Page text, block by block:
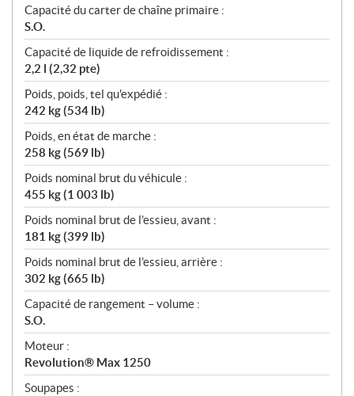
Capacité du carter de chaîne primaire :
S.O.
Capacité de liquide de refroidissement :
2,2 l (2,32 pte)
Poids, poids, tel qu'expédié :
242 kg (534 lb)
Poids, en état de marche :
258 kg (569 lb)
Poids nominal brut du véhicule :
455 kg (1 003 lb)
Poids nominal brut de l’essieu, avant :
181 kg (399 lb)
Poids nominal brut de l’essieu, arrière :
302 kg (665 lb)
Capacité de rangement – volume :
S.O.
Moteur :
Revolution® Max 1250
Soupapes :